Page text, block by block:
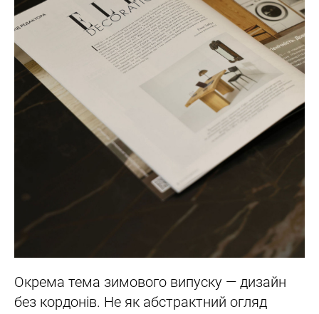
Окрема тема зимового випуску — дизайн
без кордонів. Не як абстрактний огляд